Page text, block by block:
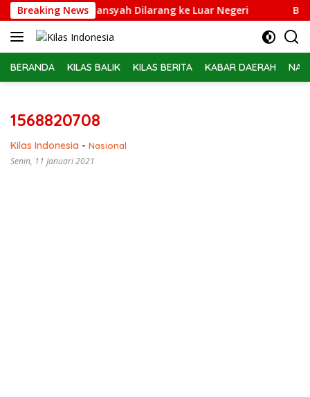
Langsung
ke
konten
Breaking News
Febrie Adriansyah Dilarang ke Luar Negeri
BERANDA KILAS BALIK KILAS BERITA KABAR DAERAH
1568820708
Kilas Indonesia - Nasional
Senin, 11 Januari 2021